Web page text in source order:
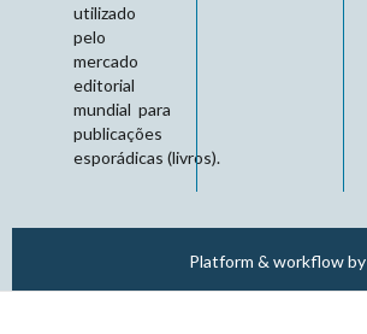
utilizado
pelo
mercado
editorial
mundial para
publicações
esporádicas (livros).
Platform & workflow by